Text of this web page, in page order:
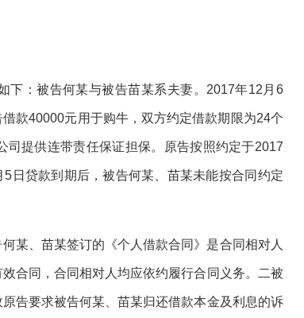
下：被告何某与被告苗某系夫妻。2017年12月6
款40000元用于购牛，双方约定借款期限为24个
提供连带责任保证担保。原告按照约定于2017
日贷款到期后，被告何某、苗某未能按合同约定
某、苗某签订的《个人借款合同》是合同相对人
合同，合同相对人均应依约履行合同义务。二被
告要求被告何某、苗某归还借款本金及利息的诉